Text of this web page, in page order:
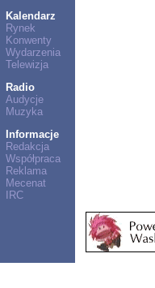
Kalendarz
Rynek
Konwenty
Wydarzenia
Telewizja
Radio
Audycje
Muzyka
Informacje
Redakcja
Współpraca
Reklama
Mecenat
IRC